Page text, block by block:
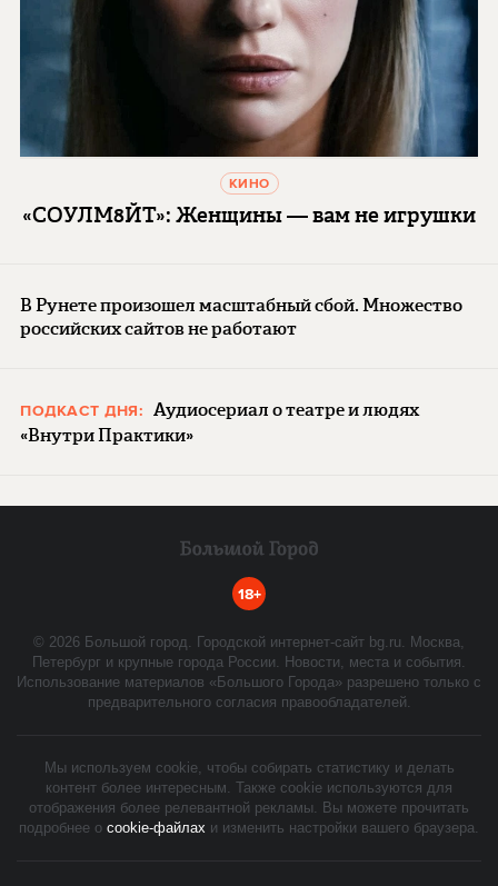
КИНО
«СОУЛМ8ЙТ»: Женщины — вам не игрушки
В Рунете произошел масштабный сбой. Множество
российских сайтов не работают
ПОДКАСТ ДНЯ: Аудиосериал о театре и людях
«Внутри Практики»
18+
© 2026 Большой город. Городской интернет-сайт bg.ru. Москва,
Петербург и крупные города России. Новости, места и события.
Использование материалов «Большого Города» разрешено только с
предварительного согласия правообладателей.
Мы используем cookie, чтобы собирать статистику и делать
контент более интересным. Также cookie используются для
отображения более релевантной рекламы. Вы можете прочитать
подробнее о cookie-файлах и изменить настройки вашего браузера.